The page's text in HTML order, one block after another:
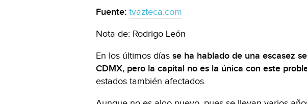
Fuente: tvazteca.com
Nota de: Rodrigo León
En los últimos días se ha hablado de una escasez
CDMX, pero la capital no es la única con este
estados también afectados.